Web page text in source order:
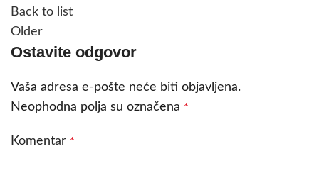
Back to list
Older
Ostavite odgovor
Vaša adresa e-pošte neće biti objavljena.
Neophodna polja su označena *
Komentar *